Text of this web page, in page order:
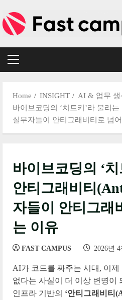
to
content
Primary
Home INSIGHT
AI & 업무 생
바이브코딩의 ‘치트키’라 불리
실무자들이 안티그래비티로 넘
바이브코딩의 ‘
안티그래비티
자들이 안티그래
는 이유
FAST CAMPUS 2026년
AI가 코드를 짜주는 시대, 이
없다는 사실이 더 이상 변명이
인프라 기반의 ‘안티그래비티